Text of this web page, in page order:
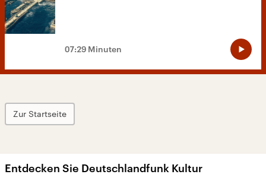
07:29 Minuten
Zur Startseite
Entdecken Sie Deutschlandfunk Kultur